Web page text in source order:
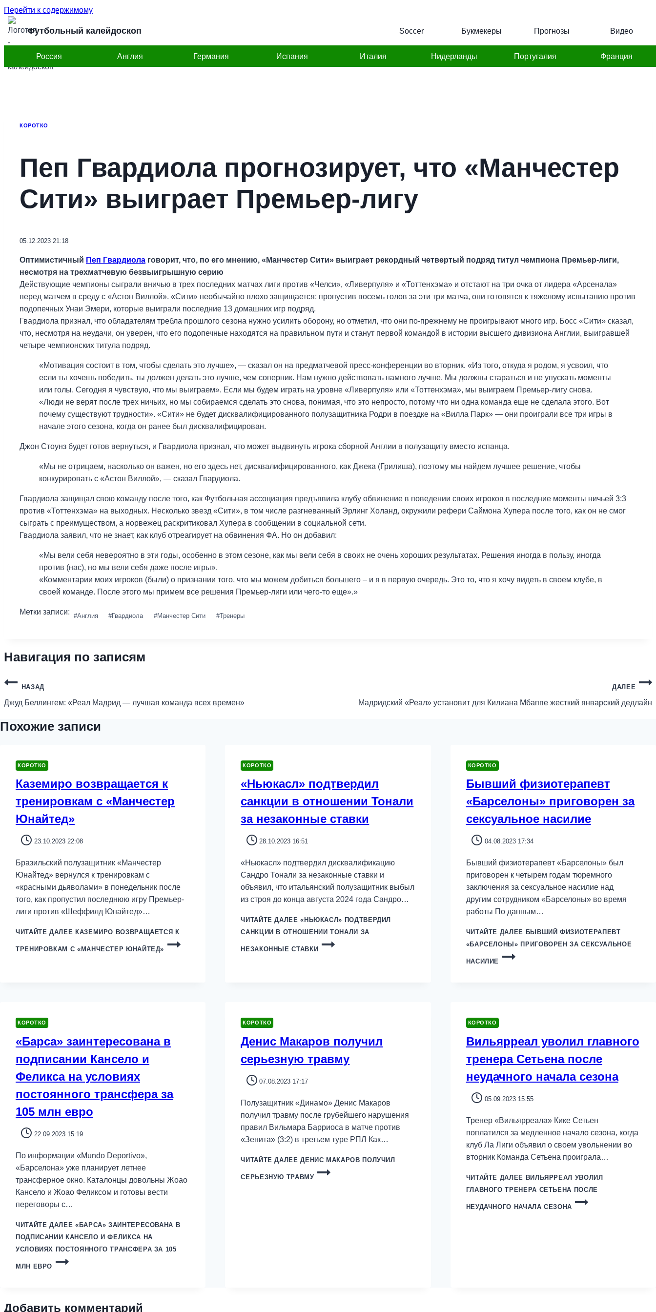
Перейти к содержимому
Футбольный калейдоскоп Soccer Букмекеры Прогнозы Видео
Россия Англия Германия Испания Италия Нидерланды Португалия Франция
КОРОТКО
Пеп Гвардиола прогнозирует, что «Манчестер
Сити» выиграет Премьер-лигу
05.12.2023 21:18
Оптимистичный Пеп Гвардиола говорит, что, по его мнению, «Манчестер Сити» выиграет рекордный четвертый подряд титул чемпиона Премьер-лиги,
несмотря на трехматчевую безвыигрышную серию
Действующие чемпионы сыграли вничью в трех последних матчах лиги против «Челси», «Ливерпуля» и «Тоттенхэма» и отстают на три очка от лидера «Арсенала»
перед матчем в среду с «Астон Виллой». «Сити» необычайно плохо защищается: пропустив восемь голов за эти три матча, они готовятся к тяжелому испытанию против
подопечных Унаи Эмери, которые выиграли последние 13 домашних игр подряд.
Гвардиола признал, что обладателям требла прошлого сезона нужно усилить оборону, но отметил, что они по-прежнему не проигрывают много игр. Босс «Сити» сказал,
что, несмотря на неудачи, он уверен, что его подопечные находятся на правильном пути и станут первой командой в истории высшего дивизиона Англии, выигравшей
четыре чемпионских титула подряд.
«Мотивация состоит в том, чтобы сделать это лучше», — сказал он на предматчевой пресс-конференции во вторник. «Из того, откуда я родом, я усвоил, что
если ты хочешь победить, ты должен делать это лучше, чем соперник. Нам нужно действовать намного лучше. Мы должны стараться и не упускать моменты
или голы. Сегодня я чувствую, что мы выиграем». Если мы будем играть на уровне «Ливерпуля» или «Тоттенхэма», мы выиграем Премьер-лигу снова.
«Люди не верят после трех ничьих, но мы собираемся сделать это снова, понимая, что это непросто, потому что ни одна команда еще не сделала этого. Вот
почему существуют трудности». «Сити» не будет дисквалифицированного полузащитника Родри в поездке на «Вилла Парк» — они проиграли все три игры в
начале этого сезона, когда он ранее был дисквалифицирован.
Джон Стоунз будет готов вернуться, и Гвардиола признал, что может выдвинуть игрока сборной Англии в полузащиту вместо испанца.
«Мы не отрицаем, насколько он важен, но его здесь нет, дисквалифицированного, как Джека (Грилиша), поэтому мы найдем лучшее решение, чтобы
конкурировать с «Астон Виллой», — сказал Гвардиола.
Гвардиола защищал свою команду после того, как Футбольная ассоциация предъявила клубу обвинение в поведении своих игроков в последние моменты ничьей 3:3
против «Тоттенхэма» на выходных. Несколько звезд «Сити», в том числе разгневанный Эрлинг Холанд, окружили рефери Саймона Хупера после того, как он не смог
сыграть с преимуществом, а норвежец раскритиковал Хупера в сообщении в социальной сети.
Гвардиола заявил, что не знает, как клуб отреагирует на обвинения ФА. Но он добавил:
«Мы вели себя невероятно в эти годы, особенно в этом сезоне, как мы вели себя в своих не очень хороших результатах. Решения иногда в пользу, иногда
против (нас), но мы вели себя даже после игры».
«Комментарии моих игроков (были) о признании того, что мы можем добиться большего – и я в первую очередь. Это то, что я хочу видеть в своем клубе, в
своей команде. После этого мы примем все решения Премьер-лиги или чего-то еще».»
Метки записи: #Англия #Гвардиола #Манчестер Сити #Тренеры
Навигация по записям
НАЗАД
Джуд Беллингем: «Реал Мадрид — лучшая команда всех времен»
ДАЛЕЕ
Мадридский «Реал» установит для Килиана Мбаппе жесткий январский дедлайн
Похожие записи
КОРОТКО
Каземиро возвращается к
тренировкам с «Манчестер
Юнайтед»
23.10.2023 22:08
Бразильский полузащитник «Манчестер
Юнайтед» вернулся к тренировкам с
«красными дьяволами» в понедельник после
того, как пропустил последнюю игру Премьер-
лиги против «Шеффилд Юнайтед»…
ЧИТАЙТЕ ДАЛЕЕ КАЗЕМИРО ВОЗВРАЩАЕТСЯ К
ТРЕНИРОВКАМ С «МАНЧЕСТЕР ЮНАЙТЕД»
КОРОТКО
«Ньюкасл» подтвердил
санкции в отношении Тонали
за незаконные ставки
28.10.2023 16:51
«Ньюкасл» подтвердил дисквалификацию
Сандро Тонали за незаконные ставки и
объявил, что итальянский полузащитник выбыл
из строя до конца августа 2024 года Сандро…
ЧИТАЙТЕ ДАЛЕЕ «НЬЮКАСЛ» ПОДТВЕРДИЛ
САНКЦИИ В ОТНОШЕНИИ ТОНАЛИ ЗА
НЕЗАКОННЫЕ СТАВКИ
КОРОТКО
Бывший физиотерапевт
«Барселоны» приговорен за
сексуальное насилие
04.08.2023 17:34
Бывший физиотерапевт «Барселоны» был
приговорен к четырем годам тюремного
заключения за сексуальное насилие над
другим сотрудником «Барселоны» во время
работы По данным…
ЧИТАЙТЕ ДАЛЕЕ БЫВШИЙ ФИЗИОТЕРАПЕВТ
«БАРСЕЛОНЫ» ПРИГОВОРЕН ЗА СЕКСУАЛЬНОЕ
НАСИЛИЕ
КОРОТКО
«Барса» заинтересована в
подписании Кансело и
Феликса на условиях
постоянного трансфера за
105 млн евро
22.09.2023 15:19
По информации «Mundo Deportivo»,
«Барселона» уже планирует летнее
трансферное окно. Каталонцы довольны Жоао
Кансело и Жоао Феликсом и готовы вести
переговоры с…
ЧИТАЙТЕ ДАЛЕЕ «БАРСА» ЗАИНТЕРЕСОВАНА В
ПОДПИСАНИИ КАНСЕЛО И ФЕЛИКСА НА
УСЛОВИЯХ ПОСТОЯННОГО ТРАНСФЕРА ЗА 105
МЛН ЕВРО
КОРОТКО
Денис Макаров получил
серьезную травму
07.08.2023 17:17
Полузащитник «Динамо» Денис Макаров
получил травму после грубейшего нарушения
правил Вильмара Барриоса в матче против
«Зенита» (3:2) в третьем туре РПЛ Как…
ЧИТАЙТЕ ДАЛЕЕ ДЕНИС МАКАРОВ ПОЛУЧИЛ
СЕРЬЕЗНУЮ ТРАВМУ
КОРОТКО
Вильярреал уволил главного
тренера Сетьена после
неудачного начала сезона
05.09.2023 15:55
Тренер «Вильярреала» Кике Сетьен
поплатился за медленное начало сезона, когда
клуб Ла Лиги объявил о своем увольнении во
вторник Команда Сетьена проиграла…
ЧИТАЙТЕ ДАЛЕЕ ВИЛЬЯРРЕАЛ УВОЛИЛ
ГЛАВНОГО ТРЕНЕРА СЕТЬЕНА ПОСЛЕ
НЕУДАЧНОГО НАЧАЛА СЕЗОНА
Добавить комментарий